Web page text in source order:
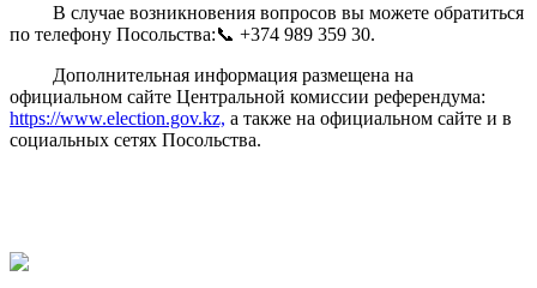
В случае возникновения вопросов вы можете обратиться
по телефону Посольства:📞 +374 989 359 30.
Дополнительная информация размещена на
официальном сайте Центральной комиссии референдума:
https://www.election.gov.kz, а также на официальном сайте и в
социальных сетях Посольства.